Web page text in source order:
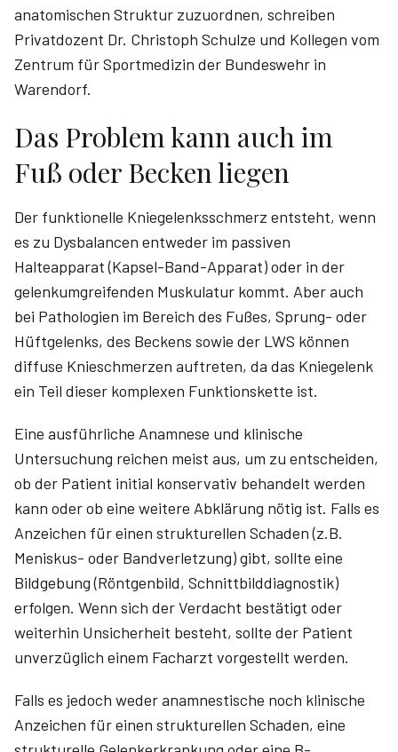
anatomischen Struktur zuzuordnen, schreiben
Privatdozent Dr. Christoph­ Schulze­ und Kollegen vom
Zentrum für Sportmedizin der Bundeswehr in
Warendorf.
Das Problem kann auch im
Fuß oder Becken liegen
Der funktionelle Kniegelenksschmerz entsteht, wenn
es zu Dysbalancen entweder im passiven
Halteapparat (Kapsel-Band-Apparat) oder in der
gelenkumgreifenden Muskulatur kommt. Aber auch
bei Pathologien im Bereich des Fußes, Sprung- oder
Hüftgelenks, des Beckens sowie der LWS können
diffuse Knieschmerzen auftreten, da das Kniegelenk
ein Teil dieser komplexen Funktionskette ist.
Eine ausführliche Anamnese und klinische
Untersuchung reichen meist aus, um zu entscheiden,
ob der Patient initial konservativ behandelt werden
kann oder ob eine weitere Abklärung nötig ist. Falls es
Anzeichen für einen strukturellen Schaden (z.B.
Meniskus- oder Bandverletzung) gibt, sollte eine
Bildgebung (Röntgenbild, Schnittbild­diagnostik)
erfolgen. Wenn sich der Verdacht bestätigt oder
weiterhin Unsicherheit besteht, sollte der Patient
unverzüglich einem Facharzt vorgestellt werden.
Falls es jedoch weder anamnes­tische noch klinische
Anzeichen für einen strukturellen Schaden, eine